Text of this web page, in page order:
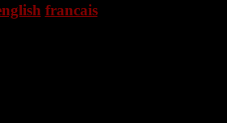
francais